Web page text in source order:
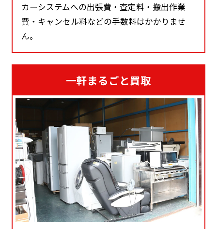
カーシステムへの出張費・査定料・搬出作業
費・キャンセル料などの手数料はかかりませ
ん。
一軒まるごと買取